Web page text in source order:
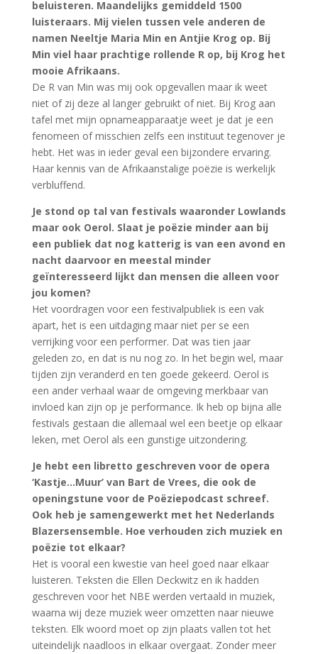
beluisteren. Maandelijks gemiddeld 1500
luisteraars. Mij vielen tussen vele anderen de
namen Neeltje Maria Min en Antjie Krog op. Bij
Min viel haar prachtige rollende R op, bij Krog het
mooie Afrikaans.
De R van Min was mij ook opgevallen maar ik weet
niet of zij deze al langer gebruikt of niet. Bij Krog aan
tafel met mijn opnameapparaatje weet je dat je een
fenomeen of misschien zelfs een instituut tegenover je
hebt. Het was in ieder geval een bijzondere ervaring.
Haar kennis van de Afrikaanstalige poëzie is werkelijk
verbluffend.
Je stond op tal van festivals waaronder Lowlands
maar ook Oerol. Slaat je poëzie minder aan bij
een publiek dat nog katterig is van een avond en
nacht daarvoor en meestal minder
geïnteresseerd lijkt dan mensen die alleen voor
jou komen?
Het voordragen voor een festivalpubliek is een vak
apart, het is een uitdaging maar niet per se een
verrijking voor een performer. Dat was tien jaar
geleden zo, en dat is nu nog zo. In het begin wel, maar
tijden zijn veranderd en ten goede gekeerd. Oerol is
een ander verhaal waar de omgeving merkbaar van
invloed kan zijn op je performance. Ik heb op bijna alle
festivals gestaan die allemaal wel een beetje op elkaar
leken, met Oerol als een gunstige uitzondering.
Je hebt een libretto geschreven voor de opera
‘Kastje…Muur’ van Bart de Vrees, die ook de
openingstune voor de Poëziepodcast schreef.
Ook heb je samengewerkt met het Nederlands
Blazersensemble. Hoe verhouden zich muziek en
poëzie tot elkaar?
Het is vooral een kwestie van heel goed naar elkaar
luisteren. Teksten die Ellen Deckwitz en ik hadden
geschreven voor het NBE werden vertaald in muziek,
waarna wij deze muziek weer omzetten naar nieuwe
teksten. Elk woord moet op zijn plaats vallen tot het
uiteindelijk naadloos in elkaar overgaat. Zonder meer